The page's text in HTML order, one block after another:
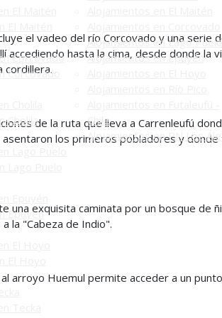
Corcovado
Corcovado
Cholila
Epuyén
Alojamientos en Lago Puelo
Alojamientos en Epuyén
Chile
Alojamientos en PN Los
el vadeo del río Corcovado y una serie
accediendo hasta la cima, desde donde la
cordillera.
de la ruta que lleva a Carrenleufú
los primeros pobladores y donde
una exquisita caminata por un bosque de
la "Cabeza de Indio".
arroyo Huemul permite acceder a un